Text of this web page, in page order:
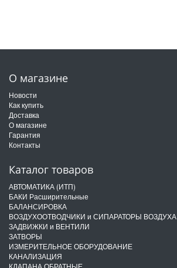
О магазине
Новости
Как купить
Доставка
О магазине
Гарантия
Контакты
Каталог товаров
АВТОМАТИКА (ИТП)
БАКИ Расширительные
БАЛАНСИРОВКА
ВОЗДУХООТВОДЧИКИ и СИПАРАТОРЫ ВОЗДУХА
ЗАДВИЖКИ и ВЕНТИЛИ
ЗАТВОРЫ
ИЗМЕРИТЕЛЬНОЕ ОБОРУДОВАНИЕ
КАНАЛИЗАЦИЯ